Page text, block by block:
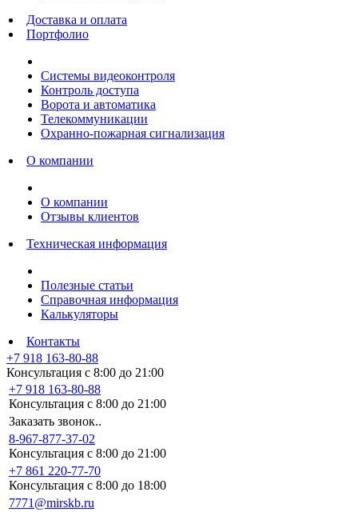
Доставка и оплата
Портфолио
Системы видеоконтроля
Контроль доступа
Ворота и автоматика
Телекоммуникации
Охранно-пожарная сигнализация
О компании
О компании
Отзывы клиентов
Техническая информация
Полезные статьи
Справочная информация
Калькуляторы
Контакты
+7 918 163-80-88
Консультация с 8:00 до 21:00
+7 918 163-80-88
Консультация с 8:00 до 21:00
Заказать звонок..
8-967-877-37-02
Консультация с 8:00 до 21:00
+7 861 220-77-70
Консультация с 8:00 до 18:00
7771@mirskb.ru